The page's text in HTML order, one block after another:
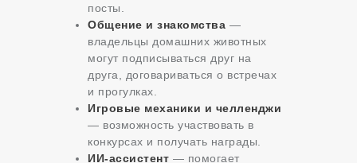
посты.
Общение и знакомства —
владельцы домашних животных
могут подписываться друг на
друга, договариваться о встречах
и прогулках.
Игровые механики и челленджи
— возможность участвовать в
конкурсах и получать награды.
ИИ-ассистент — помогает